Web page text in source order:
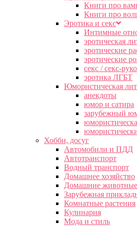
Книги про
Книги про
Эротика и секс
Интимные
эротическая
эротические
эротические
секс / секс-
эротика ЛГБТ
Юмористическая
анекдоты
юмор и сатира
зарубежный
Хобби, досуг
Автомобили и ПДД
Автотранспорт
Водный транспорт
Домашнее хозяйство
Домашние животные
Зарубежная
Комнатные растения
Кулинария
Мода и стиль